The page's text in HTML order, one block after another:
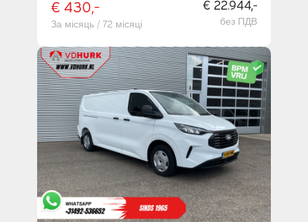
€ 430,-
За місяць / 72 місяці
€ 22.944,-
без ПДВ